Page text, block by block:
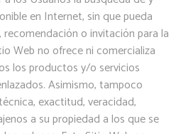
en Internet, sin que pueda
o invitación para la
Web no ofrece ni comercializa
los productos y/o servicios
Asimismo, tampoco
exactitud, veracidad,
a su propiedad a los que se